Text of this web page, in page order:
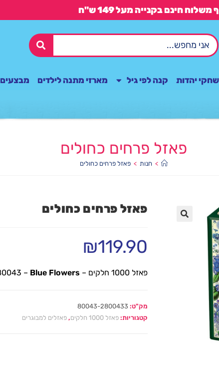
יהדות קנה לפי גיל מארזי מתנה לילדים מבצעים
פאזל פרחים כחולים
> חנות > פאזל פרחים כחולים
פאזל פרחים כחולים
₪119.90
פאזל 1000 חלקים – Coblle Hill – 80043 – Blue Flowers
מק"ט: 80043-2800433
קטגוריות: פאזל 1000 חלקים , פאזלים למבוגרים